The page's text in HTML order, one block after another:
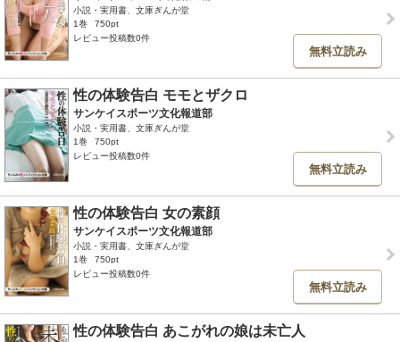
小説・実用書、文庫ぎんが堂
1巻
750pt
レビュー投稿数0件
無料立読み
性の体験告白 モモとザクロ
サンケイスポーツ文化報道部
小説・実用書、文庫ぎんが堂
1巻
750pt
レビュー投稿数0件
無料立読み
性の体験告白 女の素顔
サンケイスポーツ文化報道部
小説・実用書、文庫ぎんが堂
1巻
750pt
レビュー投稿数0件
無料立読み
性の体験告白 あこがれの娘は未亡人